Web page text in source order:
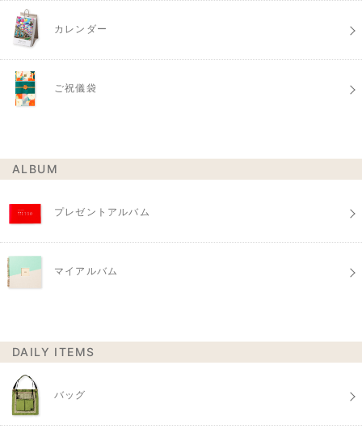
カレンダー
ご祝儀袋
ALBUM
プレゼントアルバム
マイアルバム
DAILY ITEMS
バッグ